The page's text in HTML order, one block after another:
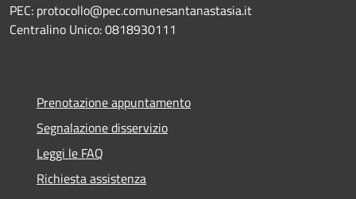
PEC: protocollo@pec.comunesantanastasia.it
Centralino Unico: 0818930111
Prenotazione appuntamento
Segnalazione disservizio
Leggi le FAQ
Richiesta assistenza